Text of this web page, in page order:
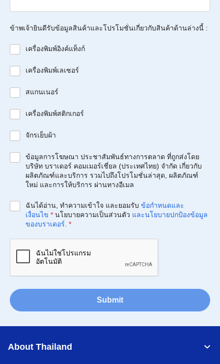
ข้าพเจ้ายินดีรับข้อมูลสินค้าและโปรโมชั่นเกี่ยวกับสินค้าด้านล่างนี้ :
เครื่องพิมพ์อิงค์แท็งก์
เครื่องพิมพ์เลเซอร์
สแกนเนอร์
เครื่องพิมพ์สติกเกอร์
จักรเย็บผ้า
ข้อมูลการโฆษณา ประชาสัมพันธ์ทางการตลาด ที่ถูกส่งโดย
บริษัท บราเดอร์ คอมเมอร์เชี่ยล (ประเทศไทย) จำกัด เกี่ยวกับ
ผลิตภัณฑ์และบริการ รวมไปถึงโปรโมชั่นล่าสุด, ผลิตภัณฑ์
ใหม่ และการให้บริการ ผ่านทางอีเมล
ฉันได้อ่าน, ทำความเข้าใจ และยอมรับ ข้อกำหนดและ
เงื่อนไข * นโยบายความเป็นส่วนตัว และนโยบายปกป้องข้อมูล
ของบราเดอร์ *
Submit
About Thailand